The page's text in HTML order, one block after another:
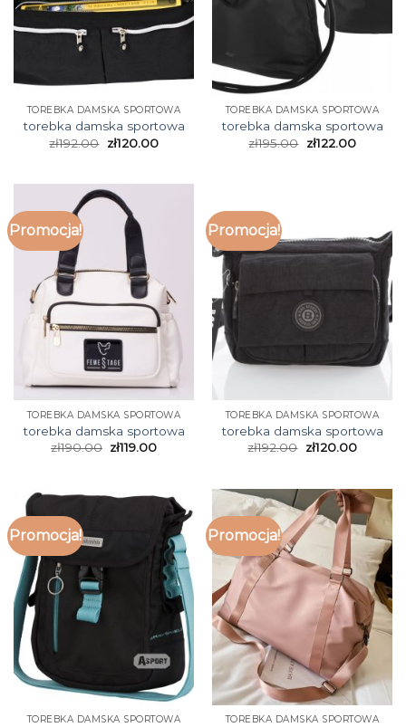
TOREBKA DAMSKA SPORTOWA
torebka damska sportowa
zł192.00 zł120.00
TOREBKA DAMSKA SPORTOWA
torebka damska sportowa
zł195.00 zł122.00
Promocja!
TOREBKA DAMSKA SPORTOWA
torebka damska sportowa
zł190.00 zł119.00
Promocja!
TOREBKA DAMSKA SPORTOWA
torebka damska sportowa
zł192.00 zł120.00
Promocja!
TOREBKA DAMSKA SPORTOWA
Promocja!
TOREBKA DAMSKA SPORTOWA